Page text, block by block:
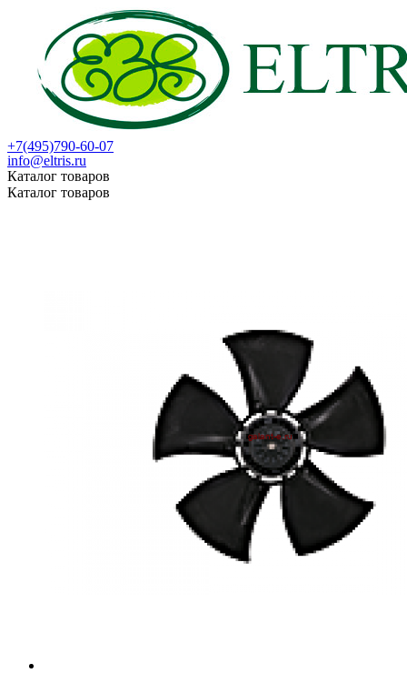
+7(495)790-60-07
info@eltris.ru
Каталог товаров
Каталог товаров